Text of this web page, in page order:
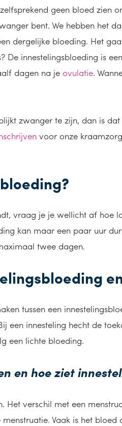
geen bloed zien
bent. We hebben het
dergelijke bloeding. Het
innestelingsbloeding is
dagen na je ovulatie.
zwanger te zijn, dan is
voor onze
vraag je je wellicht af hoe
kan maar een paar uur
twee dagen.
tussen een
een innesteling hecht de
een lichte bloeding.
en hoe ziet
verschil met een
Vaak is het